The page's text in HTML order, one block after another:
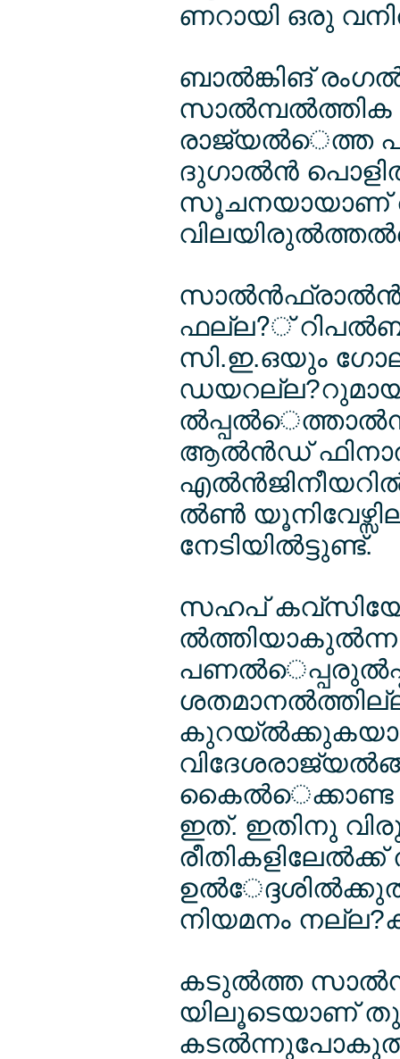
ണറായി ഒരു
ബാല്‍ങ്കിങ്
രാജ്യല്‍െത്ത
ദുഗാല്‍ന്‍
സൂചനയായാണ്
ഫല്ല?്
സി.ഇ.ഒയും
ആല്‍ന്‍ഡ്
ല്‍ണ്‍
നേടിയില്‍ട്ടുണ്ട്.
സഹപ്
ല്‍ത്തിയാകുല്‍ന്ന
കൈല്‍െക്കാണ്ട
ഇത്. ഇതിനു
നിയമനം
കടുല്‍ത്ത
യിലൂടെയാണ്